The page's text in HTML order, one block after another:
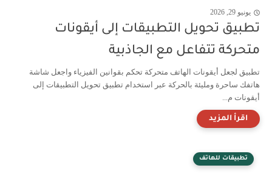
يونيو 29, 2026
تطبيق تحويل التطبيقات إلى أيقونات
متحركة تتفاعل مع الجاذبية
تطبيق لجعل أيقونات الهاتف متحركة تحكم بقوانين الفيزياء واجعل شاشة
هاتفك ساحرة ومليئة بالحركة عبر استخدام تطبيق تحويل التطبيقات إلى
أيقونات م...
تطبيقات للهاتف